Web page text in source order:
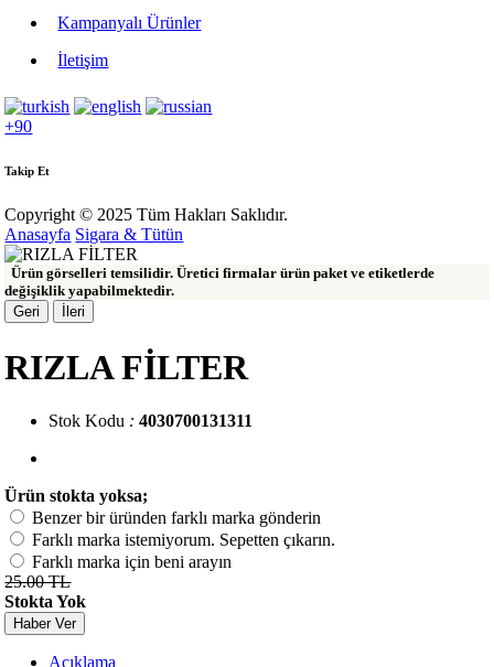
Kampanyalı Ürünler
İletişim
+90
Takip Et
Copyright © 2025 Tüm Hakları Saklıdır.
Anasayfa Sigara & Tütün
Ürün görselleri temsilidir. Üretici firmalar ürün paket ve etiketlerde
değişiklik yapabilmektedir.
Geri
İleri
RIZLA FİLTER
Stok Kodu : 4030700131311
Ürün stokta yoksa;
Benzer bir üründen farklı marka gönderin
Farklı marka istemiyorum. Sepetten çıkarın.
Farklı marka için beni arayın
25.00 TL
Stokta Yok
Haber Ver
Açıklama